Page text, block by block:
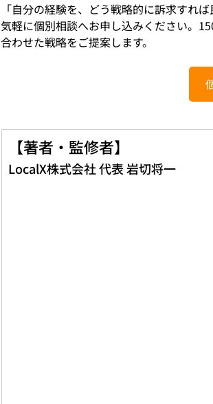
「自分の経験を、どう戦略的に訴求すれ
気軽に個別相談へお申し込みください。
合わせた戦略をご提案します。
【著者・監修者】
LocalX株式会社 代表 岩切将一